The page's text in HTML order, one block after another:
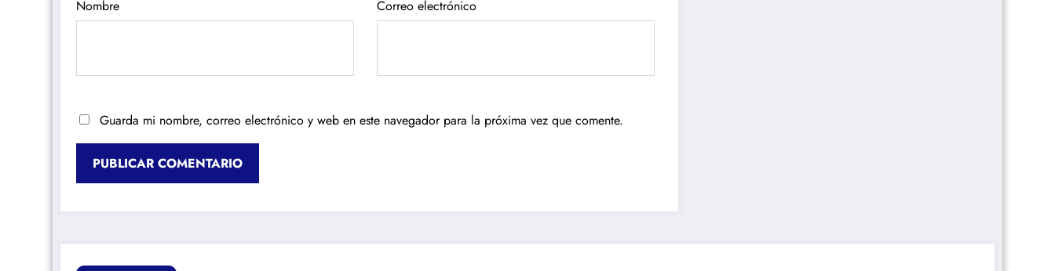
Nombre Correo electrónico
Guarda mi nombre, correo electrónico y web en este navegador para la próxima vez que comente.